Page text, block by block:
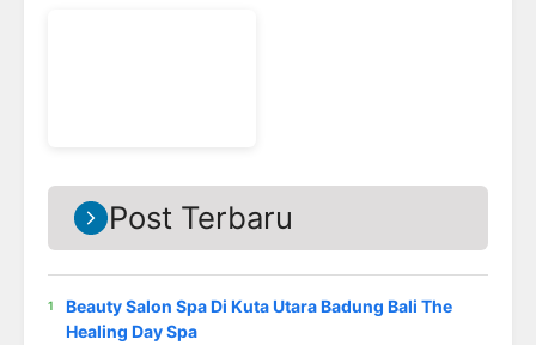
Post Terbaru
Beauty Salon Spa Di Kuta Utara Badung Bali The
Healing Day Spa